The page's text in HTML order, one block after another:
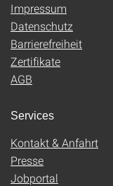
Impressum
Datenschutz
Barrierefreiheit
Zertifikate
AGB
Services
Kontakt & Anfahrt
Presse
Jobportal